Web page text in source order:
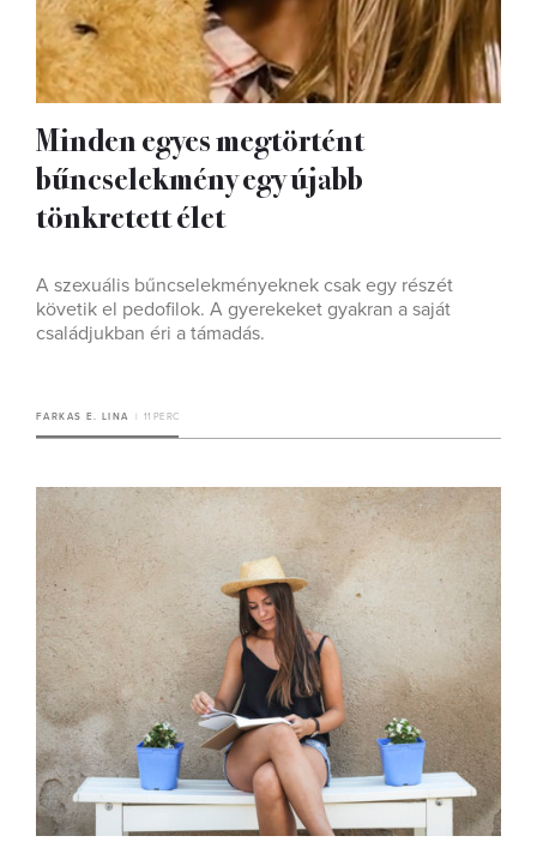
Minden egyes megtörtént
bűncselekmény egy újabb
tönkretett élet
A szexuális bűncselekményeknek csak egy részét
követik el pedofilok. A gyerekeket gyakran a saját
családjukban éri a támadás.
FARKAS E. LINA 11 PERC